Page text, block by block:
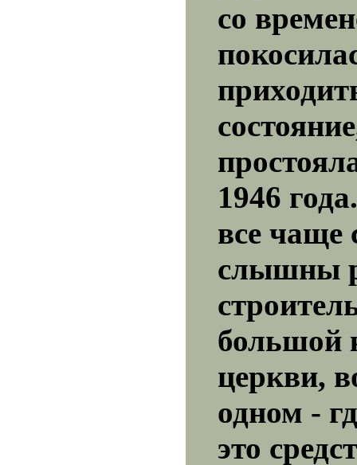
со
1946
все чаще
слышны
большой
церкви,
одном -
это